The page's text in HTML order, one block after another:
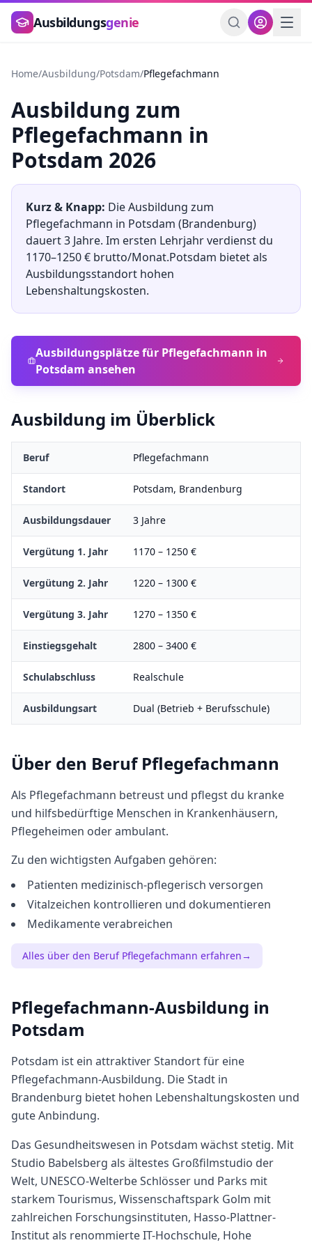
Zum Hauptinhalt springen
Ausbildungsgenie
Home/Ausbildung/Potsdam/Pflegefachmann
Ausbildung zum
Pflegefachmann in
Potsdam 2026
Kurz & Knapp: Die Ausbildung zum
Pflegefachmann in Potsdam (Brandenburg)
dauert3 Jahre. Im ersten Lehrjahr verdienst du
1170–1250€ brutto/Monat.Potsdam bietet als
Ausbildungsstandort hohen
Lebenshaltungskosten.
Ausbildungsplätze für Pflegefachmann in
Potsdam ansehen
Ausbildung im Überblick
Beruf Pflegefachmann
Standort Potsdam, Brandenburg
Ausbildungsdauer 3 Jahre
Vergütung 1. Jahr 1170 – 1250 €
Vergütung 2. Jahr 1220 – 1300 €
Vergütung 3. Jahr 1270 – 1350 €
Einstiegsgehalt 2800 – 3400 €
Schulabschluss Realschule
Ausbildungsart Dual (Betrieb + Berufsschule)
Über den BerufPflegefachmann
Als Pflegefachmann betreust und pflegst du kranke
und hilfsbedürftige Menschen in Krankenhäusern,
Pflegeheimen oder ambulant.
Zu den wichtigsten Aufgaben gehören:
Patienten medizinisch-pflegerisch versorgen
Vitalzeichen kontrollieren und dokumentieren
Medikamente verabreichen
Alles über den Beruf Pflegefachmann erfahren→
Pflegefachmann-Ausbildung in
Potsdam
Potsdam ist ein attraktiver Standort für eine
Pflegefachmann-Ausbildung. Die Stadt in
Brandenburg bietet hohen Lebenshaltungskosten und
gute Anbindung.
Das Gesundheitswesen in Potsdam wächst stetig. Mit
Studio Babelsberg als ältestes Großfilmstudio der
Welt, UNESCO-Welterbe Schlösser und Parks mit
starkem Tourismus, Wissenschaftspark Golm mit
zahlreichen Forschungsinstituten, Hasso-Plattner-
Institut als renommierte IT-Hochschule, Hohe